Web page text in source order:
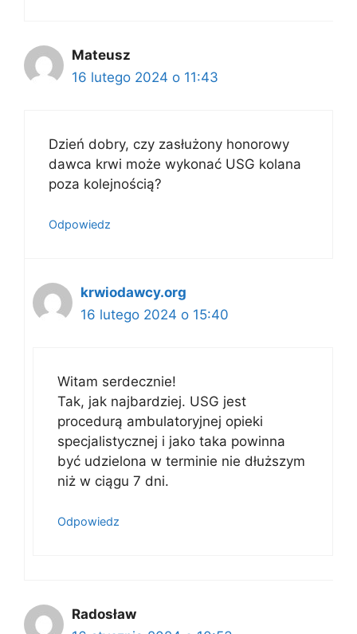
Mateusz
16 lutego 2024 o 11:43
Dzień dobry, czy zasłużony honorowy
dawca krwi może wykonać USG kolana
poza kolejnością?
Odpowiedz
krwiodawcy.org
16 lutego 2024 o 15:40
Witam serdecznie!
Tak, jak najbardziej. USG jest
procedurą ambulatoryjnej opieki
specjalistycznej i jako taka powinna
być udzielona w terminie nie dłuższym
niż w ciągu 7 dni.
Odpowiedz
Radosław